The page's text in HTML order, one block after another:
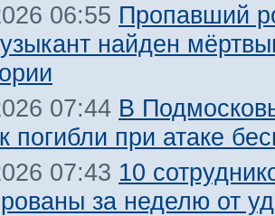
06:55 Пропавший
найден
07:44 В
погибли при атаке
07:43 10
за неделю от